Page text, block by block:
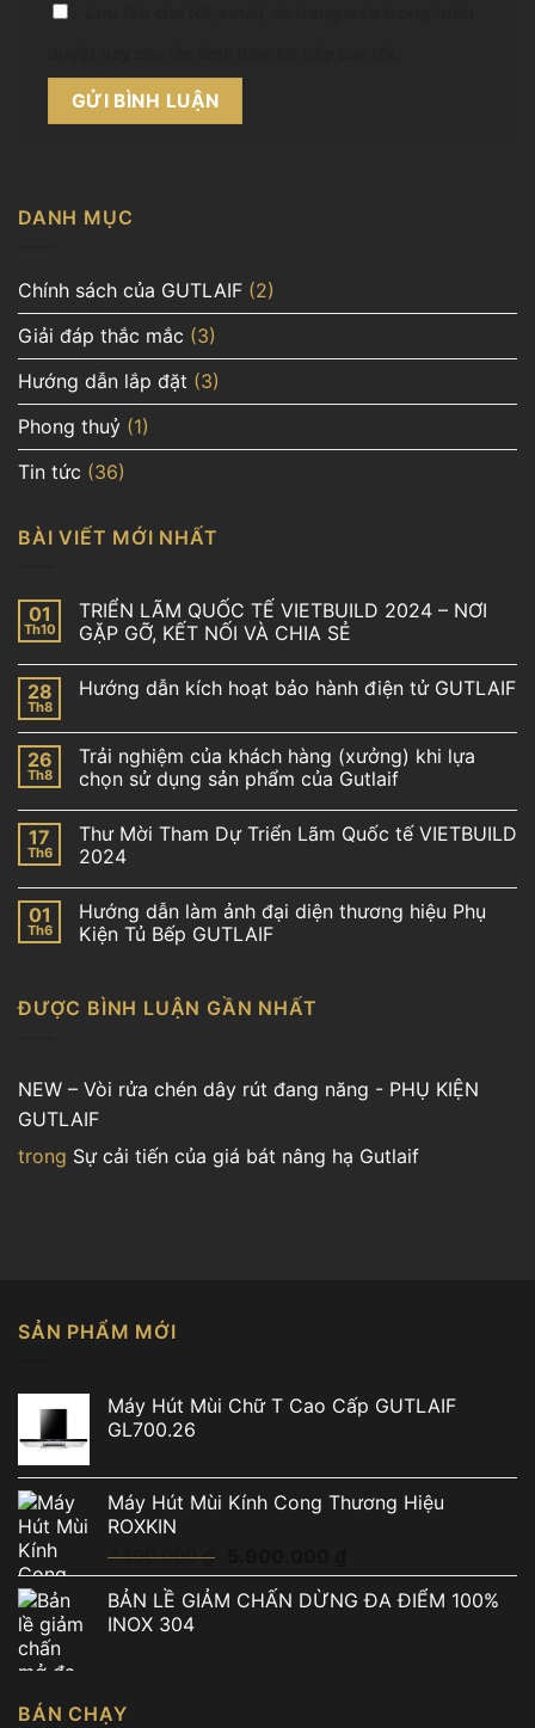
DANH MỤC
Chính sách của GUTLAIF (2)
Giải đáp thắc mắc (3)
Hướng dẫn lắp đặt (3)
Phong thuỷ (1)
Tin tức (36)
BÀI VIẾT MỚI NHẤT
01
Th10
TRIỂN LÃM QUỐC TẾ VIETBUILD 2024 – NƠI
GẶP GỠ, KẾT NỐI VÀ CHIA SẺ
28
Th8
Hướng dẫn kích hoạt bảo hành điện tử GUTLAIF
26
Th8
Trải nghiệm của khách hàng (xưởng) khi lựa
chọn sử dụng sản phẩm của Gutlaif
17
Th6
Thư Mời Tham Dự Triển Lãm Quốc tế VIETBUILD
2024
01
Th6
Hướng dẫn làm ảnh đại diện thương hiệu Phụ
Kiện Tủ Bếp GUTLAIF
ĐƯỢC BÌNH LUẬN GẦN NHẤT
NEW – Vòi rửa chén dây rút đang năng - PHỤ KIỆN
GUTLAIF
trong Sự cải tiến của giá bát nâng hạ Gutlaif
SẢN PHẨM MỚI
Máy Hút Mùi Chữ T Cao Cấp GUTLAIF
GL700.26
Máy Hút Mùi Kính Cong Thương Hiệu
ROXKIN
7.490.000₫
gốc
là:
hiện
tại
BẢN LỀ GIẢM CHẤN DỪNG ĐA ĐIỂM 100%
INOX 304
BÁN CHẠY